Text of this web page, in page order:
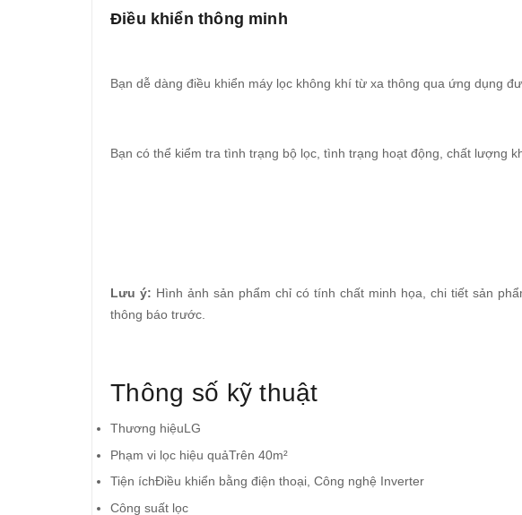
Điều khiển thông minh
Bạn dễ dàng điều khiển máy lọc không khí từ xa thông qua ứng dụng
Bạn có thể kiểm tra tình trạng bộ lọc, tình trạng hoạt động, chất lượng
Lưu ý: Hình ảnh sản phẩm chỉ có tính chất minh họa, chi tiết sản
thông báo trước.
Thông số kỹ thuật
Thương hiệuLG
Phạm vi lọc hiệu quảTrên 40m²
Tiện íchĐiều khiển bằng điện thoại, Công nghệ Inverter
Công suất lọc